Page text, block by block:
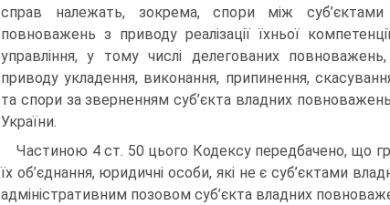
справ належать, зокрема, спори між суб’єктами
повноважень з приводу реалізації їхньої
управління, у тому числі делегованих
приводу укладення, виконання, припинення,
та спори за зверненням суб’єкта владних
України.
Частиною 4 ст. 50 цього Кодексу передбачено, що
їх об’єднання, юридичні особи, які не є суб’єктами
адміністративним позовом суб’єкта владних